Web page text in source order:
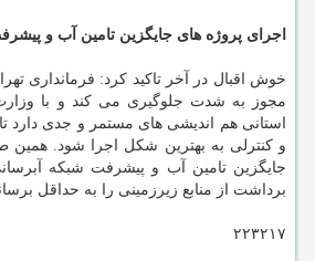
اجرای پروژه های جایگزین تامین آب و
خوش اقبال در آخر تاکید کرد: فرمانداری
مجوز به شدت جلوگیری می کند و با
استانی هم اندیشی های مستمر و جدی دارد
و کنترلی به بهترین شکل اجرا شود. همین
جایگزین تامین آب و پیشرفت شبکه
برداشت از منابع زیرزمینی را به حداقل
۲۲۳۲۱۷